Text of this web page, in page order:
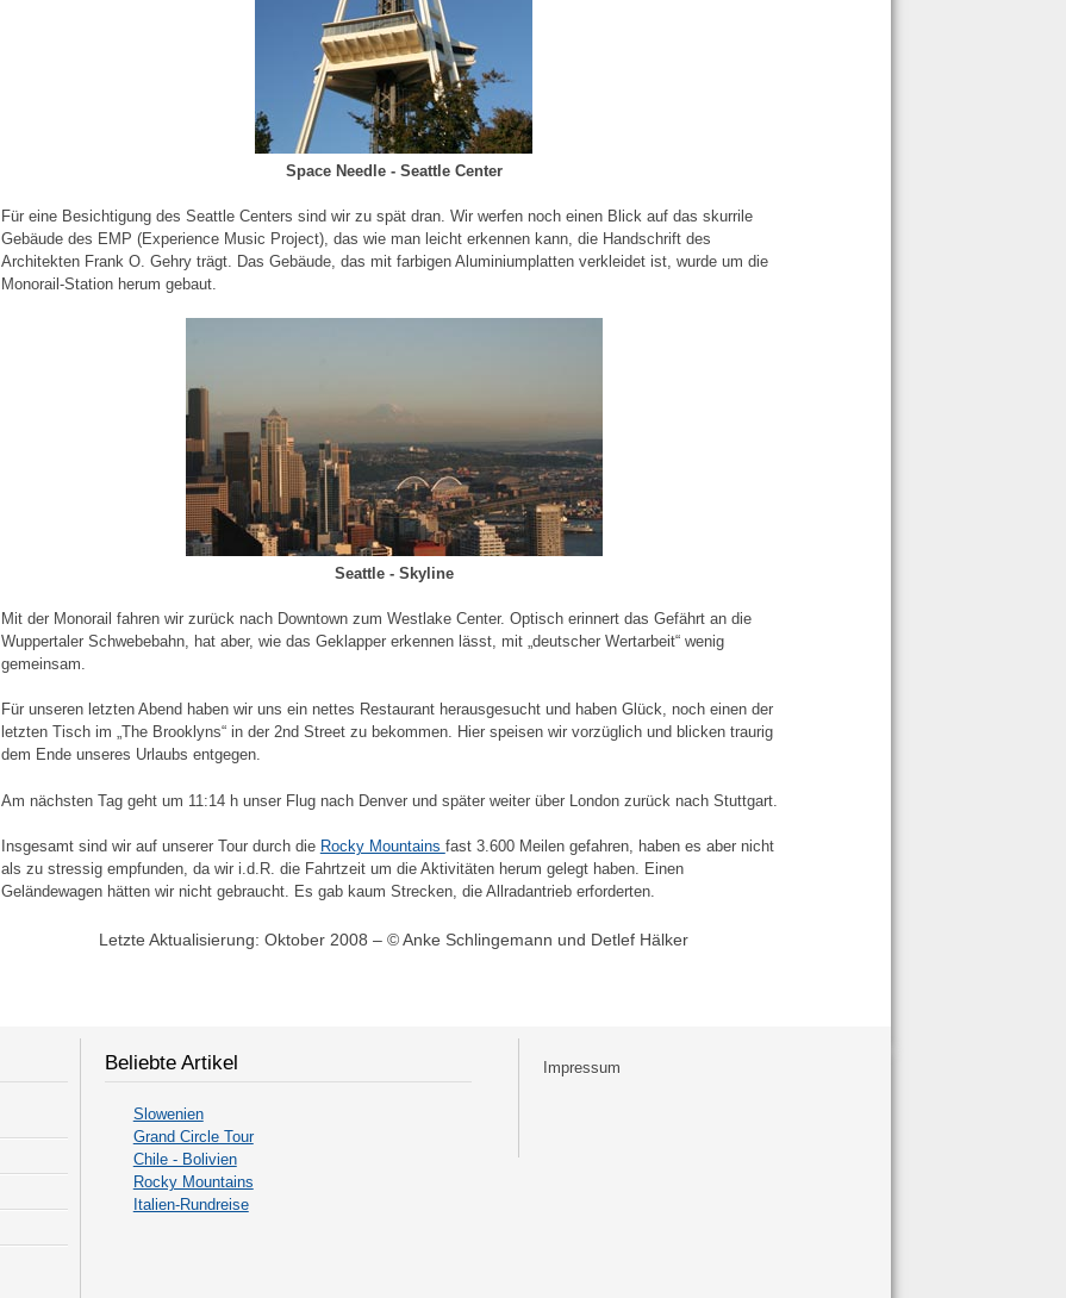
Space Needle - Seattle Center
Für eine Besichtigung des Seattle Centers sind wir zu spät dran. Wir werfen noch einen Blick auf das skurrile
Gebäude des EMP (Experience Music Project), das wie man leicht erkennen kann, die Handschrift des
Architekten Frank O. Gehry trägt. Das Gebäude, das mit farbigen Aluminiumplatten verkleidet ist, wurde um die
Monorail-Station herum gebaut.
Seattle - Skyline
Mit der Monorail fahren wir zurück nach Downtown zum Westlake Center. Optisch erinnert das Gefährt an die
Wuppertaler Schwebebahn, hat aber, wie das Geklapper erkennen lässt, mit „deutscher Wertarbeit“ wenig
gemeinsam.
Für unseren letzten Abend haben wir uns ein nettes Restaurant herausgesucht und haben Glück, noch einen der
letzten Tisch im „The Brooklyns“ in der 2nd Street zu bekommen. Hier speisen wir vorzüglich und blicken traurig
dem Ende unseres Urlaubs entgegen.
Am nächsten Tag geht um 11:14 h unser Flug nach Denver und später weiter über London zurück nach Stuttgart.
Insgesamt sind wir auf unserer Tour durch die Rocky Mountains fast 3.600 Meilen gefahren, haben es aber nicht
als zu stressig empfunden, da wir i.d.R. die Fahrtzeit um die Aktivitäten herum gelegt haben. Einen
Geländewagen hätten wir nicht gebraucht. Es gab kaum Strecken, die Allradantrieb erforderten.
Letzte Aktualisierung: Oktober 2008 – © Anke Schlingemann und Detlef Hälker
Beliebte Artikel
Slowenien
Grand Circle Tour
Chile - Bolivien
Rocky Mountains
Italien-Rundreise
Impressum